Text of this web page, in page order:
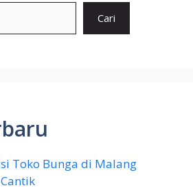
Cari
Toko Bunga di Malang